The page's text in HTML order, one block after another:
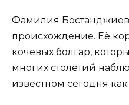
Фамилия
происхождение. Её
кочевых болгар,
многих столетий
известном сегодня